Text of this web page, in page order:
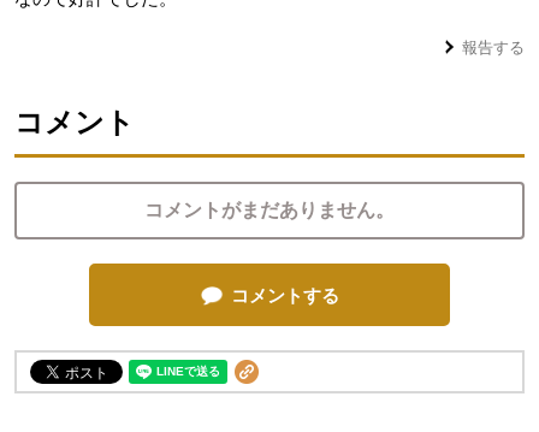
報告する
コメント
コメントがまだありません。
コメントする